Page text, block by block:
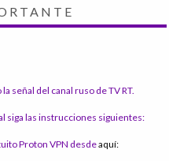
señal del canal ruso de TV RT.
siga las instrucciones siguientes:
Proton VPN desdeaquí: